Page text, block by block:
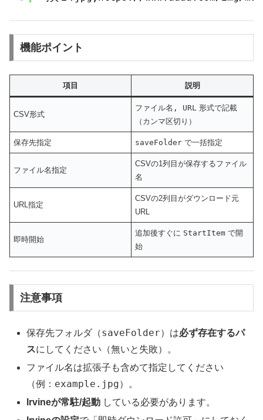
機能ポイント
項目 説明
CSV形式
ファイル名, URL 形式で記載
（カンマ区切り）
保存先指定 saveFolder で一括指定
ファイル名指定
CSVの1列目が保存するファイル
名
URL指定
CSVの2列目がダウンロード元
URL
即時開始
追加後すぐに StartItem で開
始
注意事項
保存先フォルダ（saveFolder）は必ず存在するパ
スにしてください（無いと失敗）。
ファイル名は拡張子も含めて指定してください
（例： example.jpg）。
Irvineが常駐/起動 している必要があります。